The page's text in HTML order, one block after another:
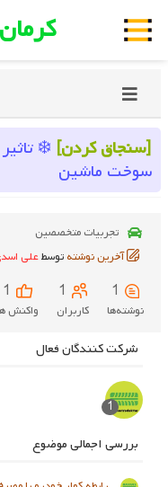
[سنجاق کردن] ❄️
سوخت ماشین
تجربیات متخصصین
آخرین نوشته توسطعلی
1
نوشته‌ها
1
کاربران
1
واکنش
شرکت کنندگان فعال
1
بررسی اجمالی موضوع